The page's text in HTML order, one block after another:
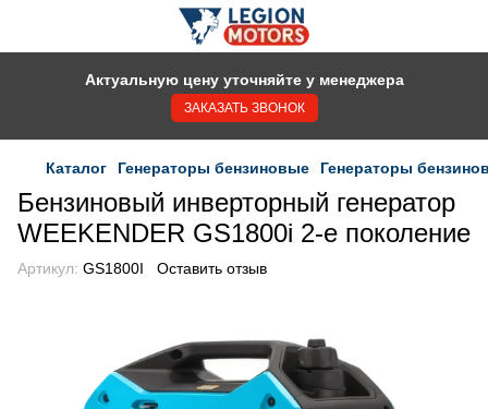
Актуальную цену уточняйте у менеджера
ЗАКАЗАТЬ ЗВОНОК
Каталог Генераторы бензиновые Генераторы
Бензиновый инверторный генератор
WEEKENDER GS1800i 2-е поколение
Артикул: GS1800I Оставить отзыв